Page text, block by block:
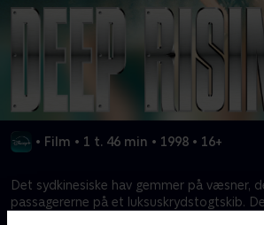
• Film • 1 t. 46 min • 1998 • 16+
Det sydkinesiske hav gemmer på væsner,
passagererne på et luksuskrydstogtskib.